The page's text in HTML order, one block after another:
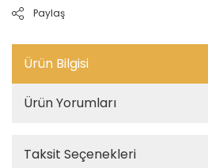
Paylaş
Ürün Bilgisi
Ürün Yorumları
Taksit Seçenekleri